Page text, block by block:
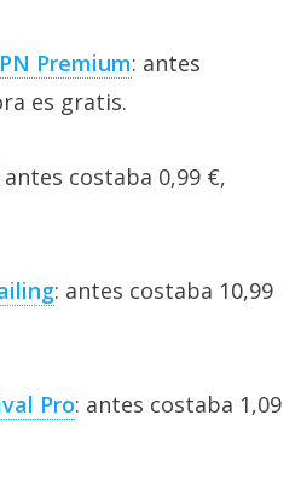
Premium: antes
es gratis.
antes costaba 0,99 €,
: antes costaba 10,99
Pro: antes costaba 1,09